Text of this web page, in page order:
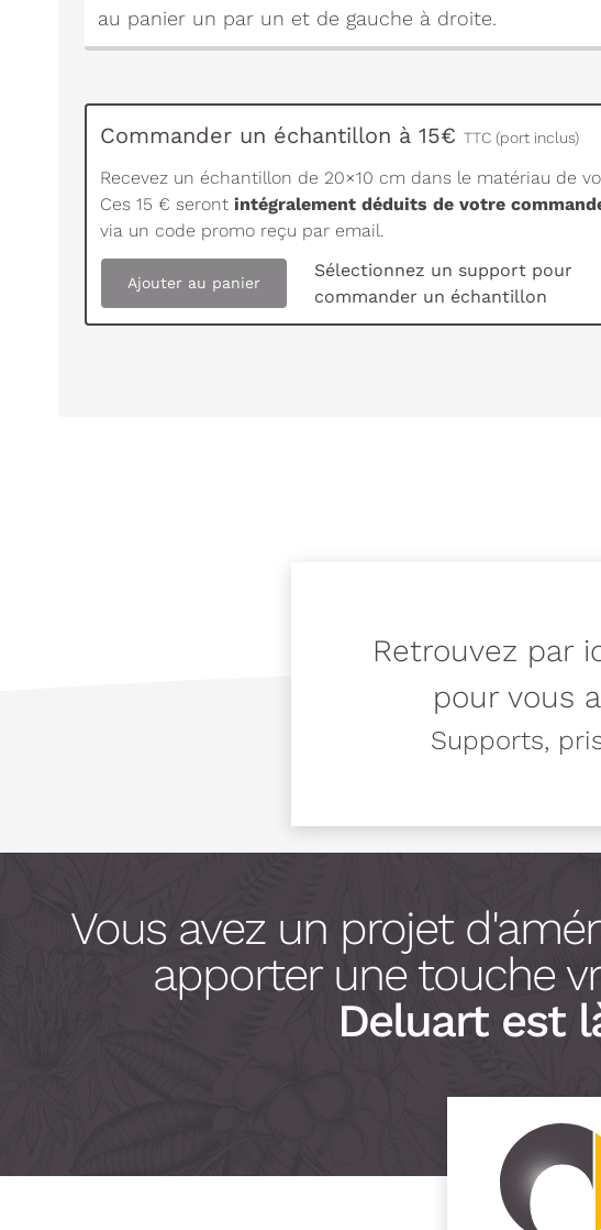
au panier un par un et de gauche à droite.
Commander un échantillon à 15€ TTC (port inclus)
Recevez un échantillon de 20×10 cm dans le matériau de
Ces 15 € seront intégralement déduits de votre
via un code promo reçu par email.
Ajouter au panier
Sélectionnez un support pour
commander un échantillon
Retrouvez par
pour vous
Supports,
Vous avez un projet
apporter une touche
Deluart est